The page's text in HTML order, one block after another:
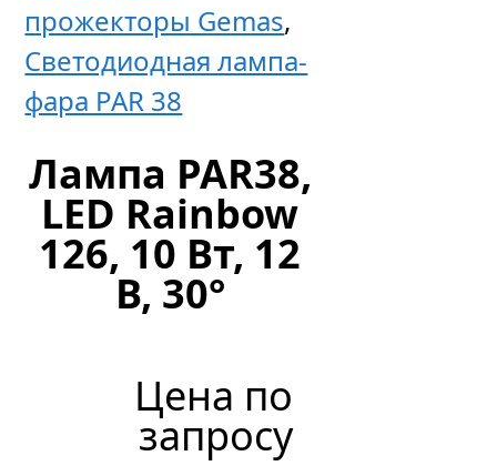
прожекторы Gemas,
Светодиодная лампа-
фара PAR 38
Лампа PAR38,
LED Rainbow
126, 10 Вт, 12
В, 30°
Цена по
запросу